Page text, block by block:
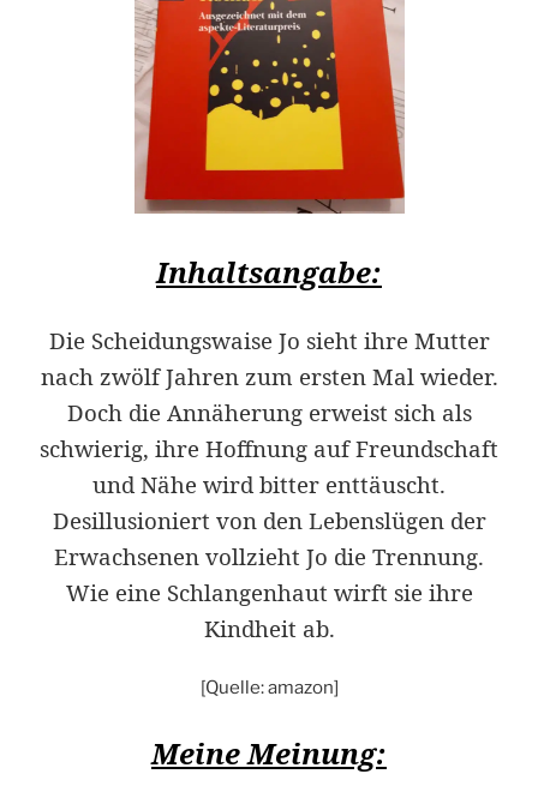
Inhaltsangabe:
Die Scheidungswaise Jo sieht ihre Mutter
nach zwölf Jahren zum ersten Mal wieder.
Doch die Annäherung erweist sich als
schwierig, ihre Hoffnung auf Freundschaft
und Nähe wird bitter enttäuscht.
Desillusioniert von den Lebenslügen der
Erwachsenen vollzieht Jo die Trennung.
Wie eine Schlangenhaut wirft sie ihre
Kindheit ab.
[Quelle: amazon]
Meine Meinung: